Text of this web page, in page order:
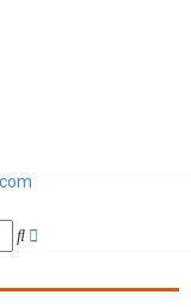
Rechercher